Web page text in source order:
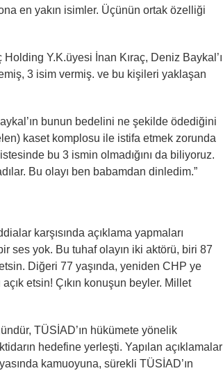
ona en yakın isimler. Üçünün ortak özelliği
Holding Y.K.üyesi İnan Kıraç, Deniz Baykal’ı
3 isim vermiş. ve bu kişileri yaklaşan
bunun bedelini ne şekilde ödediğini
kaset komplosu ile istifa etmek zorunda
bu 3 ismin olmadığını da biliyoruz.
Bu olayı ben babamdan dinledim.”
karşısında açıklama yapmaları
ses yok. Bu tuhaf olayın iki aktörü, biri 87
Diğeri 77 yaşında, yeniden CHP ye
etsin! Çıkın konuşun beyler. Millet
TÜSİAD’ın hükümete yönelik
hedefine yerleşti. Yapılan açıklamalar
kamuoyuna, sürekli TÜSİAD’ın